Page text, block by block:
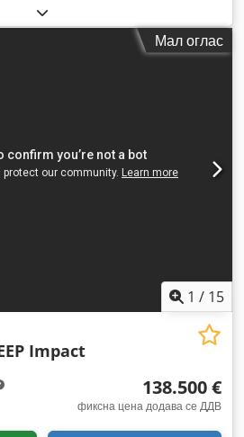
Мал оглас
1 / 15
Impact
138.500 €
фиксна цена додава се ДДВ